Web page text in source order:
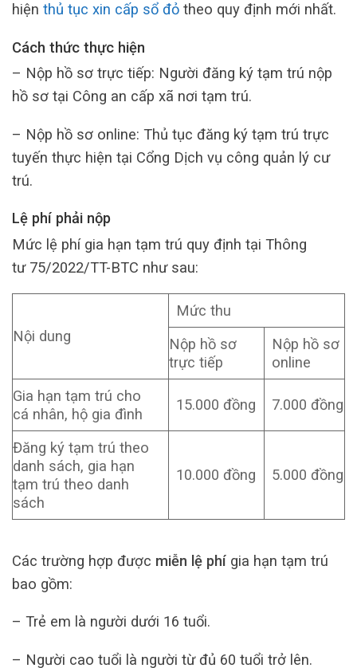
hiện thủ tục xin cấp sổ đỏ theo quy định mới nhất.
Cách thức thực hiện
– Nộp hồ sơ trực tiếp: Người đăng ký tạm trú nộp
hồ sơ tại Công an cấp xã nơi tạm trú.
– Nộp hồ sơ online: Thủ tục đăng ký tạm trú trực
tuyến thực hiện tại Cổng Dịch vụ công quản lý cư
trú.
Lệ phí phải nộp
Mức lệ phí gia hạn tạm trú quy định tại Thông
tư 75/2022/TT-BTC như sau:
Nội dung
Mức thu
Nộp hồ sơ
trực tiếp
Nộp hồ sơ
online
Gia hạn tạm trú cho
cá nhân, hộ gia đình
15.000 đồng 7.000 đồng
Đăng ký tạm trú theo
danh sách, gia hạn
tạm trú theo danh
sách
10.000 đồng 5.000 đồng
Các trường hợp được miễn lệ phí gia hạn tạm trú
bao gồm:
– Trẻ em là người dưới 16 tuổi.
– Người cao tuổi là người từ đủ 60 tuổi trở lên.